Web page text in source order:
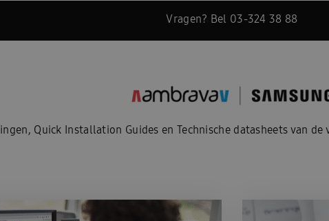
Vragen? Bel 03-324 38 88
Quick Installation Guides en Technische datasheets van